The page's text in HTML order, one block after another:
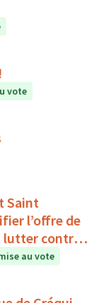
vote
Saint
l’offre de
lutter contre
au vote